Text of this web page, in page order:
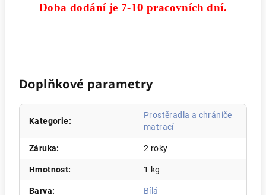
Doba dodání je 7-10 pracovních dní.
Doplňkové parametry
Kategorie:
Prostěradla a chrániče
matrací
Záruka: 2 roky
Hmotnost: 1 kg
Barva: Bílá